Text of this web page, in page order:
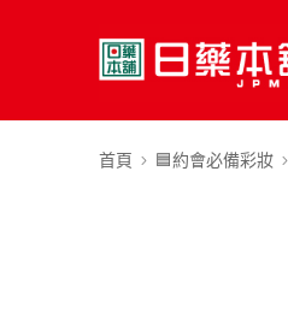
首頁 🟦約會必備彩妝